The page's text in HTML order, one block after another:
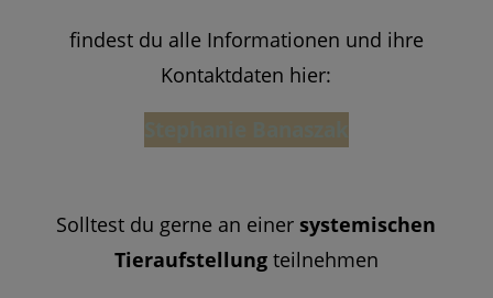
findest du alle Informationen und ihre
Kontaktdaten hier:
Solltest du gerne an einer systemischen
Tieraufstellungteilnehmen